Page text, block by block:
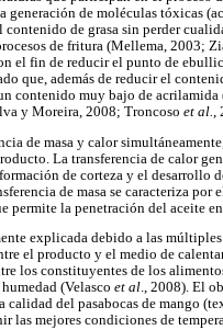
generación de moléculas tóxicas
de grasa sin perder
de fritura (Mellema, 2003;
el fin de reducir el punto de
que, además de reducir el
contenido muy bajo de acrilamida
y Moreira, 2008; Troncoso et al.,
de masa y calor
La transferencia de calor
de corteza y el desarrollo
de masa se caracteriza
permite la penetración del aceite
explicada debido a las
el producto y el medio de
los constituyentes de los
(Velasco et al., 2008). El
del pasabocas de mango
las mejores condiciones de